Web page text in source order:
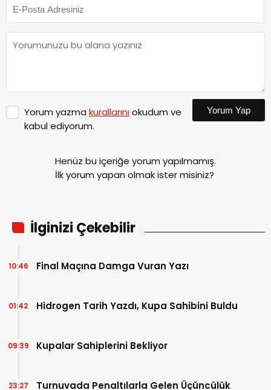
Yorum yazma kurallarınıokudum ve
kabul ediyorum.
Yorum Yap
Henüz bu içeriğe yorum yapılmamış.
İlk yorum yapan olmak ister misiniz?
İlginizi Çekebilir
Final Maçına Damga Vuran Yazı
10:46
Hidrogen Tarih Yazdı, Kupa Sahibini Buldu
01:42
Kupalar Sahiplerini Bekliyor
09:39
Turnuvada Penaltılarla Gelen Üçüncülük
23:27